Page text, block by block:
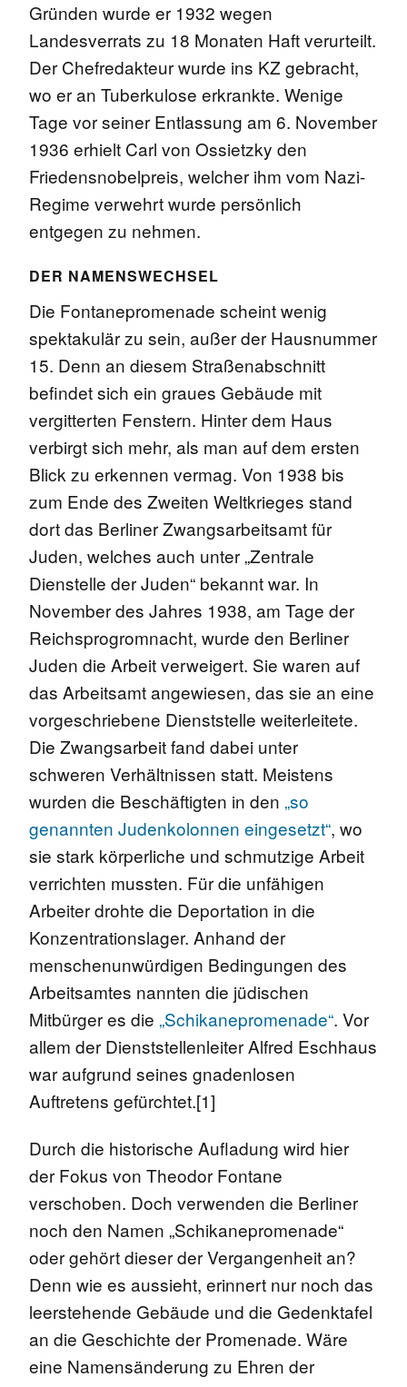
Gründen wurde er 1932 wegen
Landesverrats zu 18 Monaten Haft verurteilt.
Der Chefredakteur wurde ins KZ gebracht,
wo er an Tuberkulose erkrankte. Wenige
Tage vor seiner Entlassung am 6. November
1936 erhielt Carl von Ossietzky den
Friedensnobelpreis, welcher ihm vom Nazi-
Regime verwehrt wurde persönlich
entgegen zu nehmen.
DER NAMENSWECHSEL
Die Fontanepromenade scheint wenig
spektakulär zu sein, außer der Hausnummer
15. Denn an diesem Straßenabschnitt
befindet sich ein graues Gebäude mit
vergitterten Fenstern. Hinter dem Haus
verbirgt sich mehr, als man auf dem ersten
Blick zu erkennen vermag. Von 1938 bis
zum Ende des Zweiten Weltkrieges stand
dort das Berliner Zwangsarbeitsamt für
Juden, welches auch unter „Zentrale
Dienstelle der Juden“ bekannt war. In
November des Jahres 1938, am Tage der
Reichsprogromnacht, wurde den Berliner
Juden die Arbeit verweigert. Sie waren auf
das Arbeitsamt angewiesen, das sie an eine
vorgeschriebene Dienststelle weiterleitete.
Die Zwangsarbeit fand dabei unter
schweren Verhältnissen statt. Meistens
wurden die Beschäftigten in den „so
genannten Judenkolonnen eingesetzt“, wo
sie stark körperliche und schmutzige Arbeit
verrichten mussten. Für die unfähigen
Arbeiter drohte die Deportation in die
Konzentrationslager. Anhand der
menschenunwürdigen Bedingungen des
Arbeitsamtes nannten die jüdischen
Mitbürger es die „Schikanepromenade“. Vor
allem der Dienststellenleiter Alfred Eschhaus
war aufgrund seines gnadenlosen
Auftretens gefürchtet.[1]
Durch die historische Aufladung wird hier
der Fokus von Theodor Fontane
verschoben. Doch verwenden die Berliner
noch den Namen „Schikanepromenade“
oder gehört dieser der Vergangenheit an?
Denn wie es aussieht, erinnert nur noch das
leerstehende Gebäude und die Gedenktafel
an die Geschichte der Promenade. Wäre
eine Namensänderung zu Ehren der